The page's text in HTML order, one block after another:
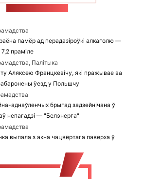
памёр ад перадазіроўкі алкаголю —
праміле
Палітыка
Аляксею Францкевічу, які пражывае ва
ўезд у Польшчу
аднаўленчых брыгад задзейнічана ў
непагадзі — "Белэнерга"
выпала з акна чацвёртага паверха ў